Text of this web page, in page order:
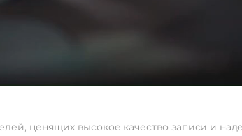
ценящих высокое качество записи и